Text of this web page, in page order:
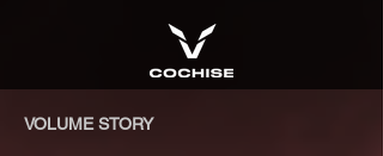
VOLUME STORY